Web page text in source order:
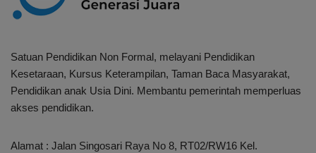
Satuan Pendidikan Non Formal, melayani Pendidikan
Kesetaraan, Kursus Keterampilan, Taman Baca Masyarakat,
Pendidikan anak Usia Dini. Membantu pemerintah memperluas
akses pendidikan.
Alamat : Jalan Singosari Raya No 8, RT02/RW16 Kel.